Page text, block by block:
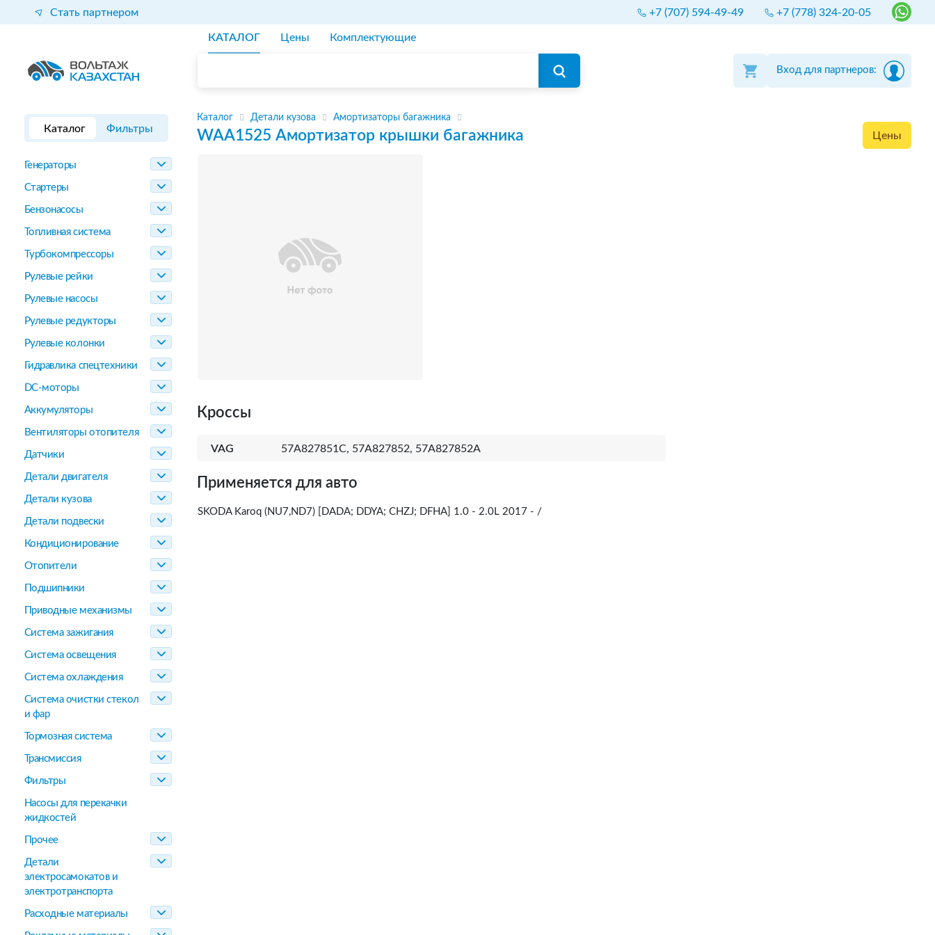
Стать партнером +7 (707) 594-49-49 +7 (778) 324-20-05
КАТАЛОГ Цены Комплектующие
Вход для партнеров:
Каталог Фильтры
Генераторы
Стартеры
Бензонасосы
Топливная система
Турбокомпрессоры
Рулевые рейки
Рулевые насосы
Рулевые редукторы
Рулевые колонки
Гидравлика спецтехники
DC-моторы
Аккумуляторы
Вентиляторы отопителя
Датчики
Детали двигателя
Детали кузова
Детали подвески
Кондиционирование
Отопители
Подшипники
Приводные механизмы
Система зажигания
Система освещения
Система охлаждения
Система очистки стекол
и фар
Тормозная система
Трансмиссия
Фильтры
Насосы для перекачки
жидкостей
Прочее
Детали
электросамокатов и
электротранспорта
Расходные материалы
Каталог Детали кузова Амортизаторы багажника
WAA1525 Амортизатор крышки багажника Цены
Кроссы
VAG 57A827851C, 57A827852, 57A827852A
Применяется для авто
SKODA Karoq (NU7,ND7) [DADA; DDYA; CHZJ; DFHA] 1.0 - 2.0L 2017 - /